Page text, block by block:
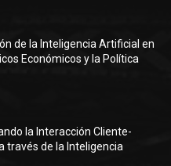
de la Inteligencia Artificial en
Económicos y la Política
la Interacción Cliente-
través de la Inteligencia